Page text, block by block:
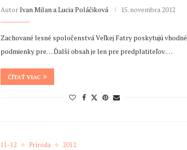
AutorIvan Milan a Lucia Poláčiková 15. novembra 2012
Zachované lesné spoločenstvá Veľkej Fatry poskytujú vhodné
podmienky pre… Ďalší obsah je len pre predplatiteľov. …
ČÍTAŤ VIAC
11-12 Príroda 2012